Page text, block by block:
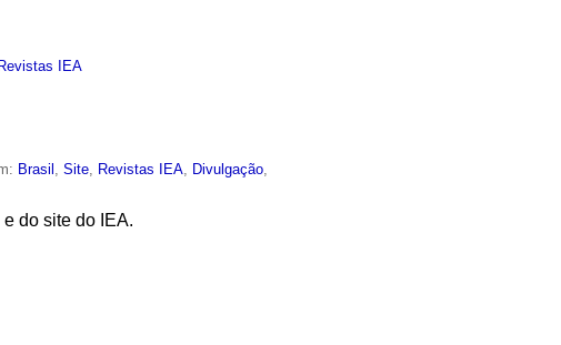
Revistas IEA
Brasil ,Site Revistas IEA Divulgação
do site do IEA.